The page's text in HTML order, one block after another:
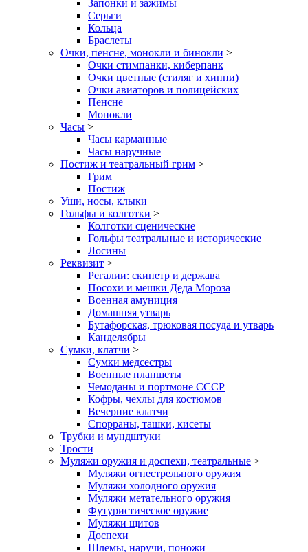
Запонки и зажимы
Серьги
Кольца
Браслеты
Очки, пенсне, монокли и бинокли >
Очки стимпанки, киберпанк
Очки цветные (стиляг и хиппи)
Очки авиаторов и полицейских
Пенсне
Монокли
Часы >
Часы карманные
Часы наручные
Постиж и театральный грим >
Грим
Постиж
Уши, носы, клыки
Гольфы и колготки >
Колготки сценические
Гольфы театральные и исторические
Лосины
Реквизит >
Регалии: скипетр и держава
Посохи и мешки Деда Мороза
Военная амуниция
Домашняя утварь
Бутафорская, трюковая посуда и утварь
Канделябры
Сумки, клатчи >
Сумки медсестры
Военные планшеты
Чемоданы и портмоне СССР
Кофры, чехлы для костюмов
Вечерние клатчи
Спорраны, ташки, кисеты
Трубки и мундштуки
Трости
Муляжи оружия и доспехи, театральные >
Муляжи огнестрельного оружия
Муляжи холодного оружия
Муляжи метательного оружия
Футуристическое оружие
Муляжи щитов
Доспехи
Шлемы, наручи, поножи